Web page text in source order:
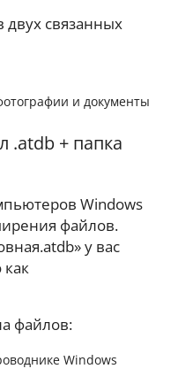
связанных
и документы
.atdb + папка
Windows
файлов.
у вас
как
файлов:
Windows